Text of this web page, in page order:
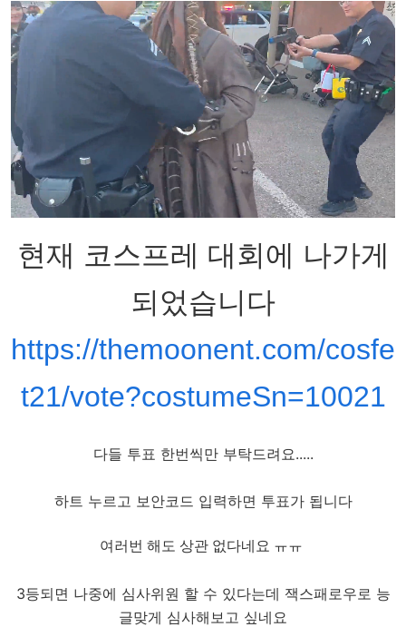
현재 코스프레 대회에 나가게
되었습니다
https://themoonent.com/cosfe
t21/vote?costumeSn=10021
다들 투표 한번씩만 부탁드려요.....
하트 누르고 보안코드 입력하면 투표가 됩니다
여러번 해도 상관 없다네요 ㅠㅠ
3등되면 나중에 심사위원 할 수 있다는데 잭스패로우로 능
글맞게 심사해보고 싶네요